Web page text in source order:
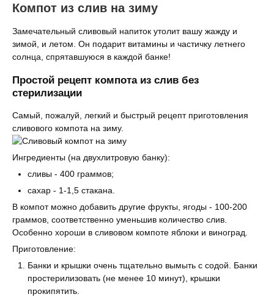
Компот из слив на зиму
Замечательный сливовый напиток утолит вашу жажду и
зимой, и летом. Он подарит витамины и частичку летнего
солнца, спрятавшуюся в каждой банке!
Простой рецепт компота из слив без
стерилизации
Самый, пожалуй, легкий и быстрый рецепт приготовления
сливового компота на зиму.
Ингредиенты (на двухлитровую банку):
сливы - 400 граммов;
сахар - 1-1,5 стакана.
В компот можно добавить другие фрукты, ягоды - 100-200
граммов, соответственно уменьшив количество слив.
Особенно хороши в сливовом компоте яблоки и виноград.
Приготовление:
Банки и крышки очень тщательно вымыть с содой. Банки
простерилизовать (не менее 10 минут), крышки
прокипятить.